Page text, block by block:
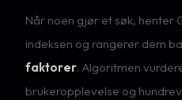
Når noen gjør et søk, henter
indeksen og rangerer dem
faktorer. Algoritmen
brukeropplevelse og